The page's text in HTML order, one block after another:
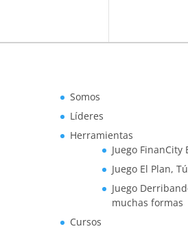
Somos
Líderes
Herramientas
Juego FinanCity
Juego El Plan,
Juego
muchas formas
Cursos